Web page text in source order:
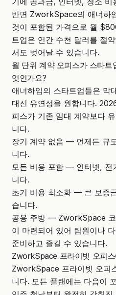
반면 ZworkSpace의 애너하
것이 포함된 가격으로 월
트업은 연간 수천 달러를 절
서도 벗어날 수 있습니다.
월 단위 계약 오피스가 스타
엇인가요?
애너하임의 스타트업들은 막
대신 유연성을 원합니다.
피스가 기존 임대 계약보다
니다.
장기 계약 없음 — 언제든 규
니다.
모든 비용 포함 — 인터넷, 전
니다.
초기 비용 최소화 — 큰 보증
습니다.
공용 주방 — ZworkSpace 코
이 마련되어 있어 팀원이나
준비하고 즐길 수 있습니다.
ZworkSpace 프라이빗 오피
ZworkSpace 프라이빗 오피
니다. 모든 플랜에는 다음이